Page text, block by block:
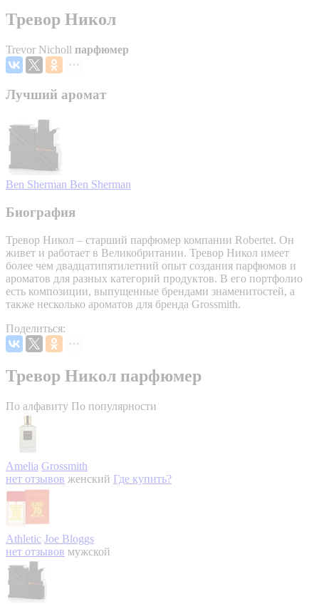
Тревор Никол
Trevor Nicholl парфюмер
Лучший аромат
Ben Sherman Ben Sherman
Биография
Тревор Никол – старший парфюмер компании Robertet. Он
живет и работает в Великобритании. Тревор Никол имеет
более чем двадцатипятилетний опыт создания парфюмов и
ароматов для разных категорий продуктов. В его портфолио
есть композиции, выпущенные брендами знаменитостей, а
также несколько ароматов для бренда Grossmith.
Поделиться:
Тревор Никол парфюмер
По алфавиту По популярности
Amelia Grossmith
нет отзывов женский Где купить?
Athletic Joe Bloggs
нет отзывов мужской